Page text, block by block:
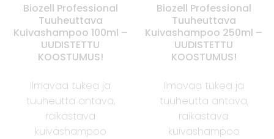
Biozell Professional
Tuuheuttava
Kuivashampoo 100ml –
UUDISTETTU
KOOSTUMUS!
Ilmavaa tukea ja
tuuheutta antava,
raikastava
kuivashampoo
Biozell Professional
Tuuheuttava
Kuivashampoo 250ml –
UUDISTETTU
KOOSTUMUS!
Ilmavaa tukea ja
tuuheutta antava,
raikastava
kuivashampoo